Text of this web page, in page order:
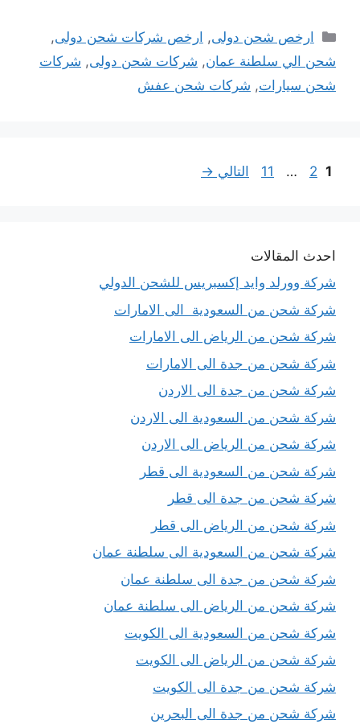
التصنيفات
ارخص شحن دولى, ارخص شركات شحن دولى,
شحن الي سلطنة عمان, شركات شحن دولى, شركات
شحن سيارات, شركات شحن عفش
Page
1
Page
2
…
Page
11 التالي →
احدث المقالات
شركة وورلد وايد إكسبريس للشحن الدولي
شركة شحن من السعودية الى الامارات
شركة شحن من الرياض الى الامارات
شركة شحن من جدة الى الامارات
شركة شحن من جدة الى الاردن
شركة شحن من السعودية الى الاردن
شركة شحن من الرياض الى الاردن
شركة شحن من السعودية الى قطر
شركة شحن من جدة الى قطر
شركة شحن من الرياض الى قطر
شركة شحن من السعودية الى سلطنة عمان
شركة شحن من جدة الى سلطنة عمان
شركة شحن من الرياض الى سلطنة عمان
شركة شحن من السعودية الى الكويت
شركة شحن من الرياض الى الكويت
شركة شحن من جدة الى الكويت
شركة شحن من جدة الى البحرين